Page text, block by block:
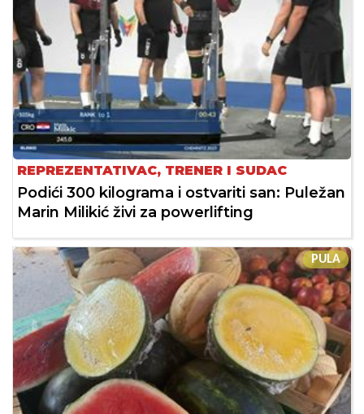
REPREZENTATIVAC, TRENER I SUDAC
Podići 300 kilograma i ostvariti san: Puležan
Marin Milikić živi za powerlifting
PULA